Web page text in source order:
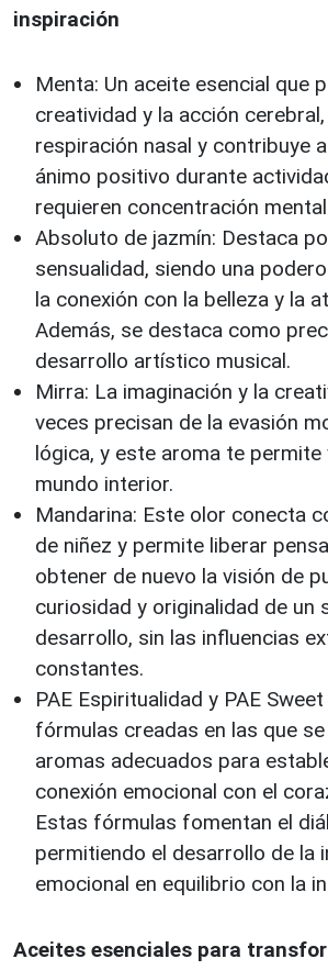
inspiración
Menta: Un aceite esencial que
creatividad y la acción
respiración nasal y contribuye
ánimo positivo durante
requieren concentración
Absoluto de jazmín: Destaca
sensualidad, siendo una
la conexión con la belleza y la
Además, se destaca como
desarrollo artístico musical.
Mirra: La imaginación y la
veces precisan de la evasión
lógica, y este aroma te permite
mundo interior.
Mandarina: Este olor conecta
de niñez y permite liberar
obtener de nuevo la visión de
curiosidad y originalidad de un
desarrollo, sin las influencias
constantes.
PAE Espiritualidad y PAE
fórmulas creadas en las que
aromas adecuados para
conexión emocional con el
Estas fórmulas fomentan el
permitiendo el desarrollo de la
emocional en equilibrio con la
Aceites esenciales para